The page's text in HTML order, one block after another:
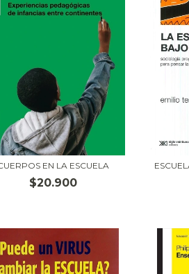
EN LA ESCUELA
$20.900